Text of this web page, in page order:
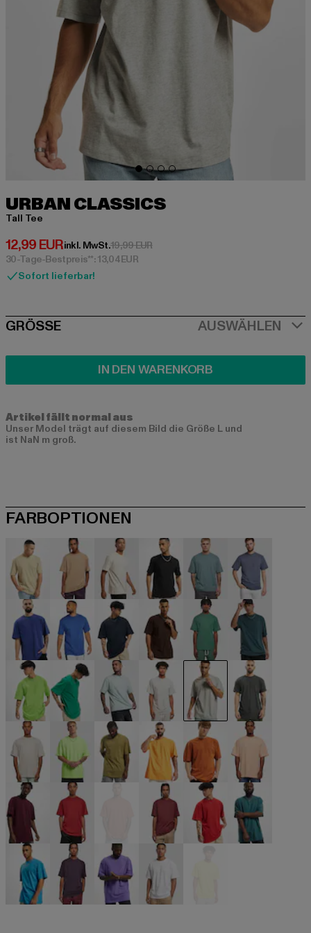
URBAN CLASSICS
Tall Tee
12,99 EUR
Derzeitiger Preis: 12,99 EUR
inkl. MwSt.19,99 EURAktionspreis: 19,99 EUR
30-Tage-Bestpreis**: 13,04 EUR
Sofort lieferbar!
SIZE
GRÖSSE AUSWÄHLEN
IN DEN WARENKORB
Artikel fällt normal aus
Unser Model trägt auf diesem Bild die Größe L und
ist NaN m groß.
FARBOPTIONEN
beige beige beige schwarzblau blau
blau blau blau braun grün grün
grün grün grün grau grau grau
grau neongrün orange orange orange
rot rot rot rot